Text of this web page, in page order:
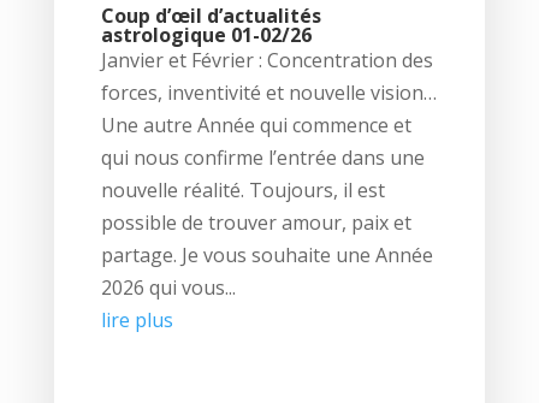
Coup d’œil d’actualités
astrologique 01-02/26
Janvier et Février : Concentration des
forces, inventivité et nouvelle vision…
Une autre Année qui commence et
qui nous confirme l’entrée dans une
nouvelle réalité. Toujours, il est
possible de trouver amour, paix et
partage. Je vous souhaite une Année
2026 qui vous...
lire plus